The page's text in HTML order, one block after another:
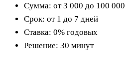
Сумма: от 3 000 до 100 000
Срок: от 1 до 7 дней
Ставка: 0% годовых
Решение: 30 минут